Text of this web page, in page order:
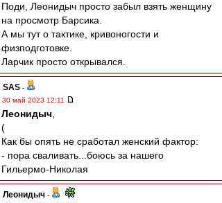
Поди, Леонидыч просто забыл взять женщину
на просмотр Барсика.
А мы тут о тактике, кривоногости и
физподготовке.
Ларчик просто открывался.
SAS -
30 май 2023 12:11
Леонидыч
(
Как бы опять не сработал женский фактор:
- пора сваливать...боюсь за нашего
Гильермо-Николая
Леонидыч -